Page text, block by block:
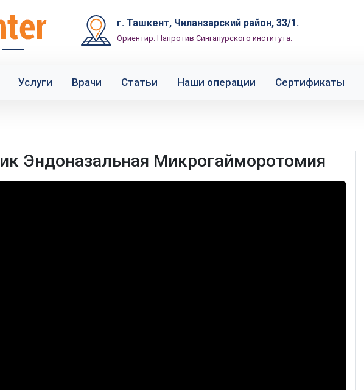
г. Ташкент, Чиланзарский район, 33/1.
Ориентир: Напротив Сингапурского института.
Услуги Врачи Статьи Наши операции Сертификаты
Эндоназальная Микрогайморотомия